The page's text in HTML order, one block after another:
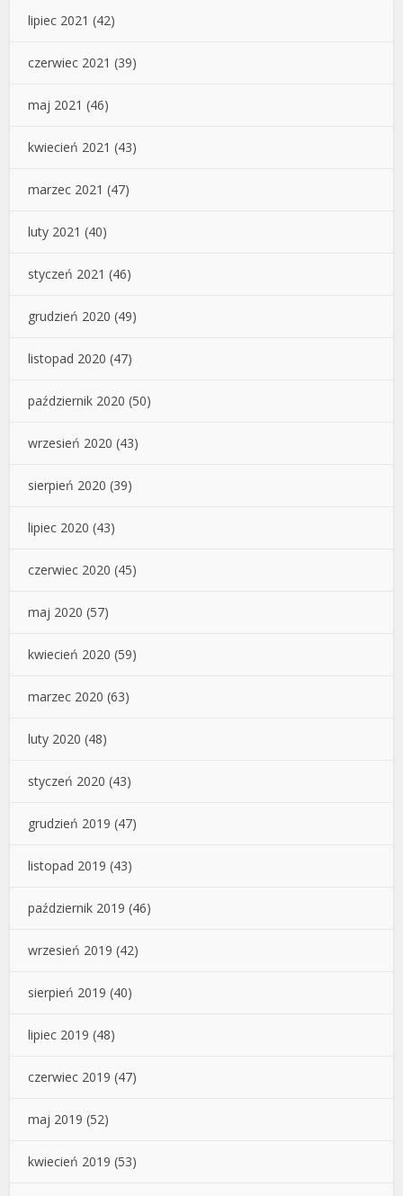
lipiec 2021 (42)
czerwiec 2021 (39)
maj 2021 (46)
kwiecień 2021 (43)
marzec 2021 (47)
luty 2021 (40)
styczeń 2021 (46)
grudzień 2020 (49)
listopad 2020 (47)
październik 2020 (50)
wrzesień 2020 (43)
sierpień 2020 (39)
lipiec 2020 (43)
czerwiec 2020 (45)
maj 2020 (57)
kwiecień 2020 (59)
marzec 2020 (63)
luty 2020 (48)
styczeń 2020 (43)
grudzień 2019 (47)
listopad 2019 (43)
październik 2019 (46)
wrzesień 2019 (42)
sierpień 2019 (40)
lipiec 2019 (48)
czerwiec 2019 (47)
maj 2019 (52)
kwiecień 2019 (53)